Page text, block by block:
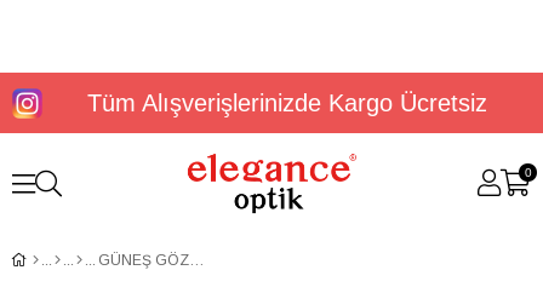
Tüm Alışverişlerinizde Kargo Ücretsiz
0
GÜNEŞ GÖZLÜĞÜ CHOPARD SCH375 57705P